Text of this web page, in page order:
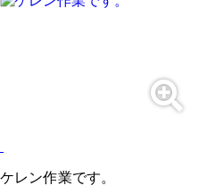
ケレン作業です。